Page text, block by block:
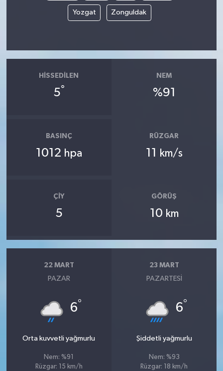
Yozgat Zonguldak
HISSEDILEN
5°
NEM
%91
BASINÇ
1012 hpa
RÜZGAR
11 km/s
ÇIY
5
GÖRÜŞ
10 km
22 MART
PAZAR
6°
Orta kuvvetli yağmurlu
Nem: %91
Rüzgar: 15 km/h
23 MART
PAZARTESI
6°
Şiddetli yağmurlu
Nem: %93
Rüzgar: 18 km/h